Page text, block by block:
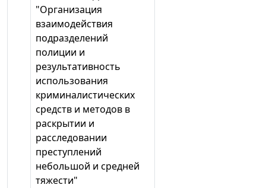
"Организация
взаимодействия
подразделений
полиции и
результативность
использования
криминалистических
средств и методов в
раскрытии и
расследовании
преступлений
небольшой и средней
тяжести"